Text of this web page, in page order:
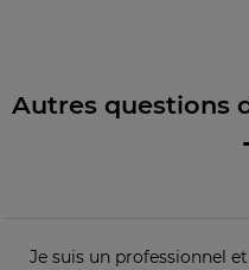
Autres questions
Je suis un professionnel